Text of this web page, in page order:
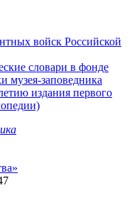
войск Российской
словари в фонде
музея-заповедника
издания первого